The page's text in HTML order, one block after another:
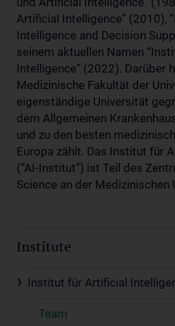
Artificial Intelligence” (2010),
Intelligence and Decision
seinem aktuellen Namen
Intelligence” (2022). Darüber
Medizinische Fakultät der
eigenständige Universität
dem Allgemeinen
und zu den besten
Europa zählt. Das Institut für
(“AI-Institut”) ist Teil des
Science an der Medizinischen
Institute
Institut für Artificial
Team